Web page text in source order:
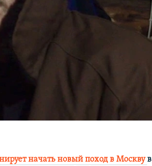
начать новый поход в Москвув